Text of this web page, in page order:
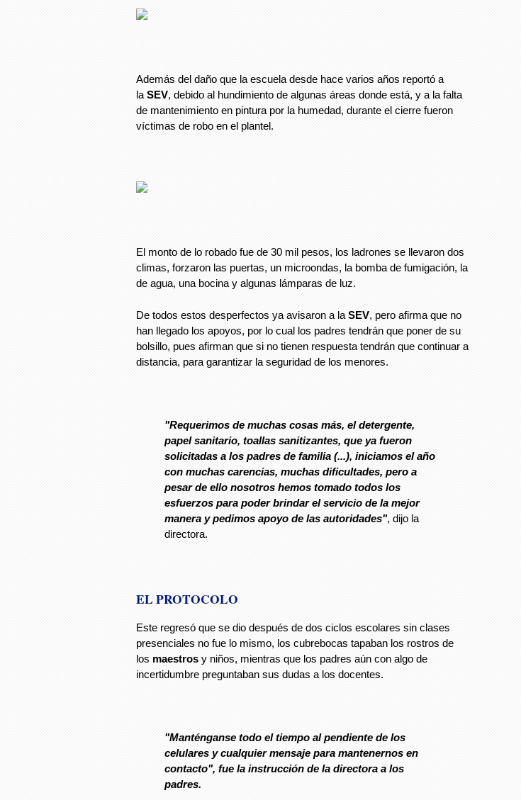
Además del daño que la escuela desde hace varios años reportó a
la SEV, debido al hundimiento de algunas áreas donde está, y a la falta
de mantenimiento en pintura por la humedad, durante el cierre fueron
víctimas de robo en el plantel.
El monto de lo robado fue de 30 mil pesos, los ladrones se llevaron dos
climas, forzaron las puertas, un microondas, la bomba de fumigación, la
de agua, una bocina y algunas lámparas de luz.
De todos estos desperfectos ya avisaron a la SEV, pero afirma que no
han llegado los apoyos, por lo cual los padres tendrán que poner de su
bolsillo, pues afirman que si no tienen respuesta tendrán que continuar a
distancia, para garantizar la seguridad de los menores.
"Requerimos de muchas cosas más, el detergente,
papel sanitario, toallas sanitizantes, que ya fueron
solicitadas a los padres de familia (...), iniciamos el año
con muchas carencias, muchas dificultades, pero a
pesar de ello nosotros hemos tomado todos los
esfuerzos para poder brindar el servicio de la mejor
manera y pedimos apoyo de las autoridades", dijo la
directora.
EL PROTOCOLO
Este regresó que se dio después de dos ciclos escolares sin clases
presenciales no fue lo mismo, los cubrebocas tapaban los rostros de
los maestros y niños, mientras que los padres aún con algo de
incertidumbre preguntaban sus dudas a los docentes.
"Manténganse todo el tiempo al pendiente de los
celulares y cualquier mensaje para mantenernos en
contacto", fue la instrucción de la directora a los
padres.